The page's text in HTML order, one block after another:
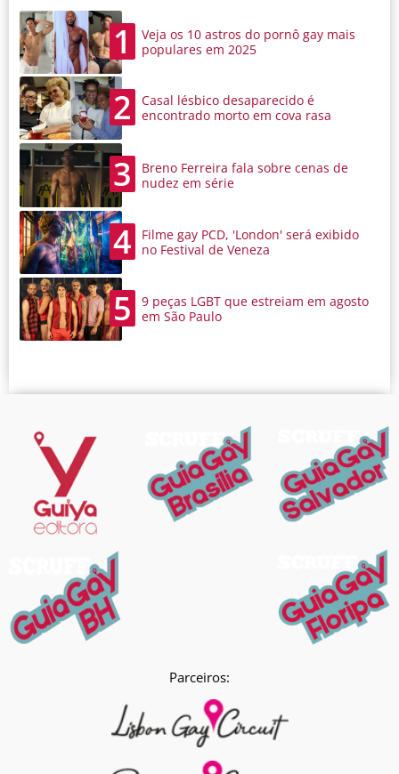
1
Veja os 10 astros do pornô gay mais
populares em 2025
2
Casal lésbico desaparecido é
encontrado morto em cova rasa
3
Breno Ferreira fala sobre cenas de
nudez em série
4
Filme gay PCD, 'London' será exibido
no Festival de Veneza
5
9 peças LGBT que estreiam em agosto
em São Paulo
Parceiros: